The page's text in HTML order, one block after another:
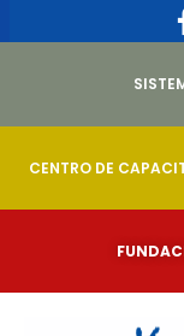
CENTRO DE